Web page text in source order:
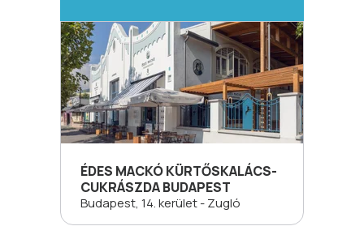
ÉDES MACKÓ KÜRTŐSKALÁCS-
CUKRÁSZDA BUDAPEST
Budapest, 14. kerület - Zugló